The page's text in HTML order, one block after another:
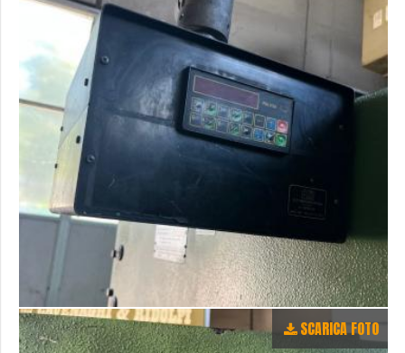
SCARICA FOTO